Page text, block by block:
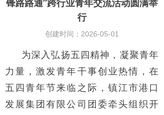
锋路路通”跨行业青年交流活动圆满举
行
创建时间： 2026-05-01
为深入弘扬五四精神，凝聚青年
力量，激发青年干事创业热情，在
五四青年节来临之际，镇江市港口
发展集团有限公司团委牵头组织开